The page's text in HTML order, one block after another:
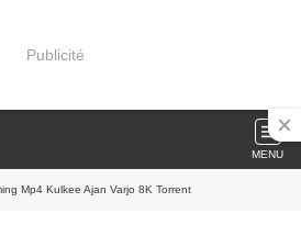
Publicité
MENU
Mp4 Kulkee Ajan Varjo 8K Torrent